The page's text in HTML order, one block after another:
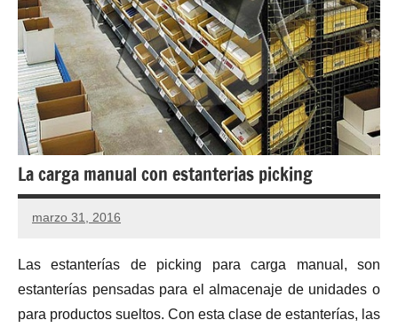
La carga manual con estanterias picking
marzo 31, 2016
Las estanterías de picking para carga manual, son
estanterías pensadas para el almacenaje de unidades o
para productos sueltos. Con esta clase de estanterías, las